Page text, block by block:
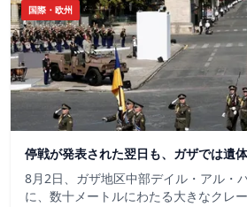
国際・欧州
停戦が発表された翌日も、ガザでは遺
8月2日、ガザ地区中部デイル・アル・
に、数十メートルにわたる大きなクレ